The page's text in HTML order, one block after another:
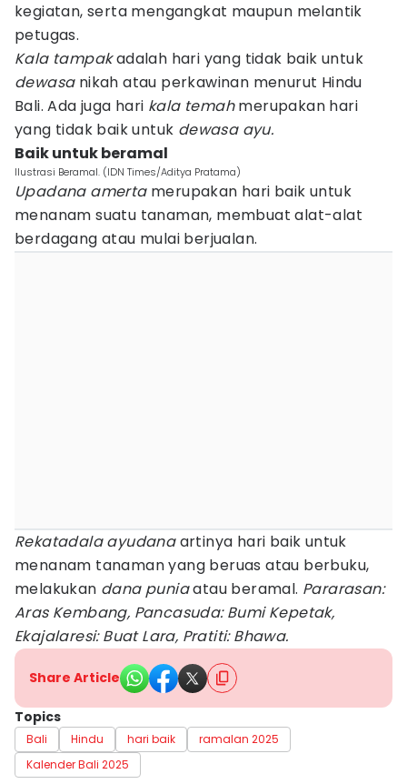
kegiatan, serta mengangkat maupun melantik
petugas.
Kala tampakadalah hari yang tidak baik untuk
dewasa nikah atau perkawinan menurut Hindu
Bali. Ada juga hari kala temahmerupakan hari
yang tidak baik untuk dewasa ayu.
Baik untuk beramal
Ilustrasi Beramal. (IDN Times/Aditya Pratama)
Upadana amertamerupakan hari baik untuk
menanam suatu tanaman, membuat alat-alat
berdagang atau mulai berjualan.
Rekatadala ayudanaartinya hari baik untuk
menanam tanaman yang beruas atau berbuku,
melakukan dana puniaatau beramal. Pararasan:
Aras Kembang, Pancasuda: Bumi Kepetak,
Ekajalaresi: Buat Lara, Pratiti: Bhawa.
Share Article
Topics
Bali Hindu hari baik
ramalan 2025
Kalender Bali 2025